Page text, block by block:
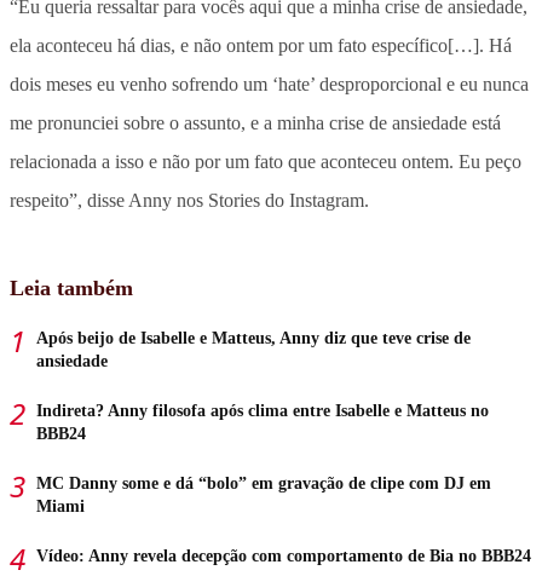
“Eu queria ressaltar para vocês aqui que a minha crise de ansiedade,
ela aconteceu há dias, e não ontem por um fato específico[…]. Há
dois meses eu venho sofrendo um ‘hate’ desproporcional e eu nunca
me pronunciei sobre o assunto, e a minha crise de ansiedade está
relacionada a isso e não por um fato que aconteceu ontem. Eu peço
respeito”, disse Anny nos Stories do Instagram.
Leia também
Após beijo de Isabelle e Matteus, Anny diz que teve crise de
ansiedade
Indireta? Anny filosofa após clima entre Isabelle e Matteus no
BBB24
MC Danny some e dá “bolo” em gravação de clipe com DJ em
Miami
Vídeo: Anny revela decepção com comportamento de Bia no BBB24